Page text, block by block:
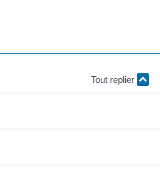
Tout replier